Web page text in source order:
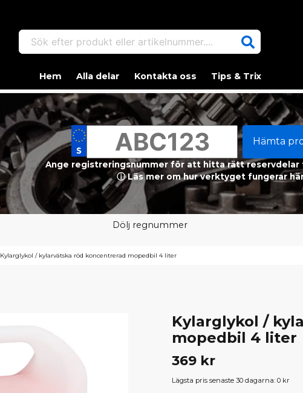
Sök efter produkt eller artikelnummer....
Hem Alla delar Kontakta oss Tips & Trix
Hämta
Ange registreringsnummer för att hitta rätt reservdelar
ⓘ Läs mer om hur verktyget fungerar
Dölj regnummer
Kylarglykol / kylarvätska röd koncentrerad mopedbil 4 liter
Kylarglykol /
mopedbil 4 liter
369 kr
Lägsta pris senaste 30 dagarna: 0 kr